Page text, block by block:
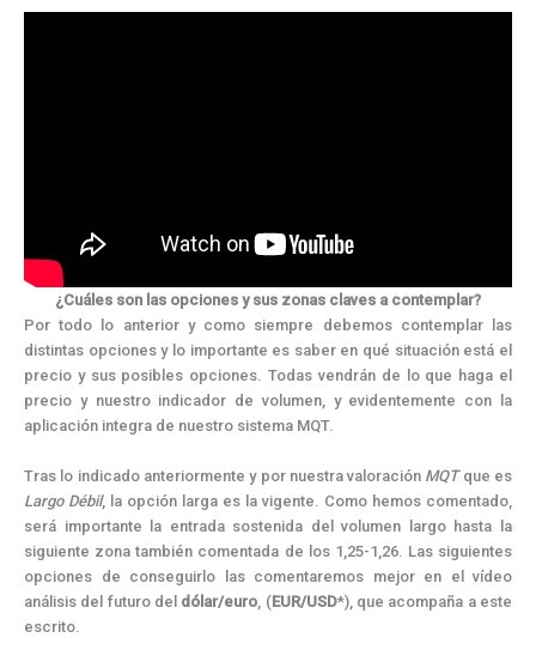
¿Cuáles son las opciones y sus zonas claves a contemplar?
Por todo lo anterior y como siempre debemos contemplar las
distintas opciones y lo importante es saber en qué situación está el
precio y sus posibles opciones. Todas vendrán de lo que haga el
precio y nuestro indicador de volumen, y evidentemente con la
aplicación integra de nuestro sistema MQT.
Tras lo indicado anteriormente y por nuestra valoración MQTque es
Largo Débil, la opción larga es la vigente. Como hemos comentado,
será importante la entrada sostenida del volumen largo hasta la
siguiente zona también comentada de los 1,25-1,26. Las siguientes
opciones de conseguirlo las comentaremos mejor en el vídeo
análisis del futuro del dólar/euro , (EUR/USD*), que acompaña a este
escrito.